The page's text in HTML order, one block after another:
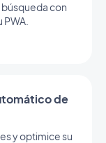
con
de
y optimice su